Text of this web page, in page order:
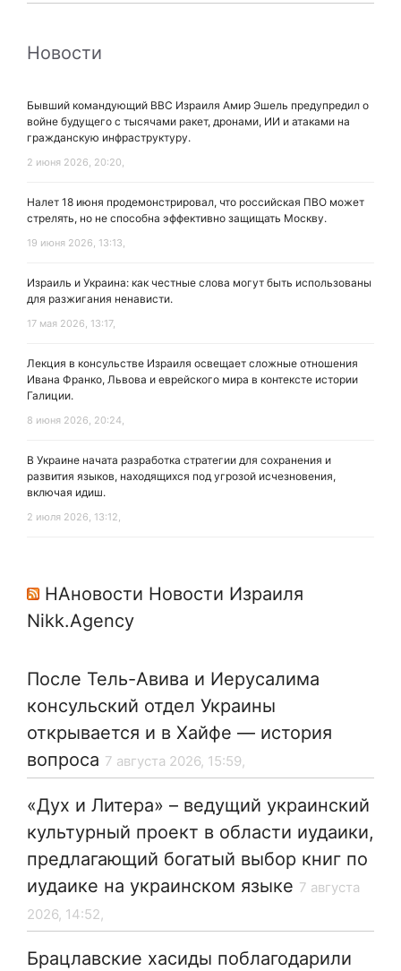
Новости
Бывший командующий ВВС Израиля Амир Эшель предупредил о
войне будущего с тысячами ракет, дронами, ИИ и атаками на
гражданскую инфраструктуру.
2 июня 2026, 20:20,
Налет 18 июня продемонстрировал, что российская ПВО может
стрелять, но не способна эффективно защищать Москву.
19 июня 2026, 13:13,
Израиль и Украина: как честные слова могут быть использованы
для разжигания ненависти.
17 мая 2026, 13:17,
Лекция в консульстве Израиля освещает сложные отношения
Ивана Франко, Львова и еврейского мира в контексте истории
Галиции.
8 июня 2026, 20:24,
В Украине начата разработка стратегии для сохранения и
развития языков, находящихся под угрозой исчезновения,
включая идиш.
2 июля 2026, 13:12,
НАновости Новости Израиля
Nikk.Agency
После Тель-Авива и Иерусалима
консульский отдел Украины
открывается и в Хайфе — история
вопроса 7 августа 2026, 15:59,
«Дух и Литера» – ведущий украинский
культурный проект в области иудаики,
предлагающий богатый выбор книг по
иудаике на украинском языке 7 августа
2026, 14:52,
Брацлавские хасиды поблагодарили